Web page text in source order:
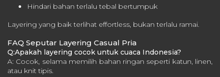
Hindari bahan terlalu tebal bertumpuk
Layering yang baik terlihat effortless, bukan terlalu ramai.
FAQ Seputar Layering Casual Pria
Q:Apakah layering cocok untuk cuaca Indonesia?
A: Cocok, selama memilih bahan ringan seperti katun, linen,
atau knit tipis.